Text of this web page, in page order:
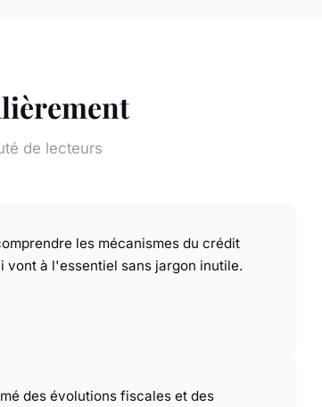
de lecteurs
les mécanismes du crédit
vont à l'essentiel sans jargon inutile.
des évolutions fiscales et des